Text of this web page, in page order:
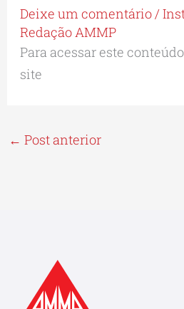
Deixe um comentário/
Redação AMMP
Para acessar este
site
← Post anterior